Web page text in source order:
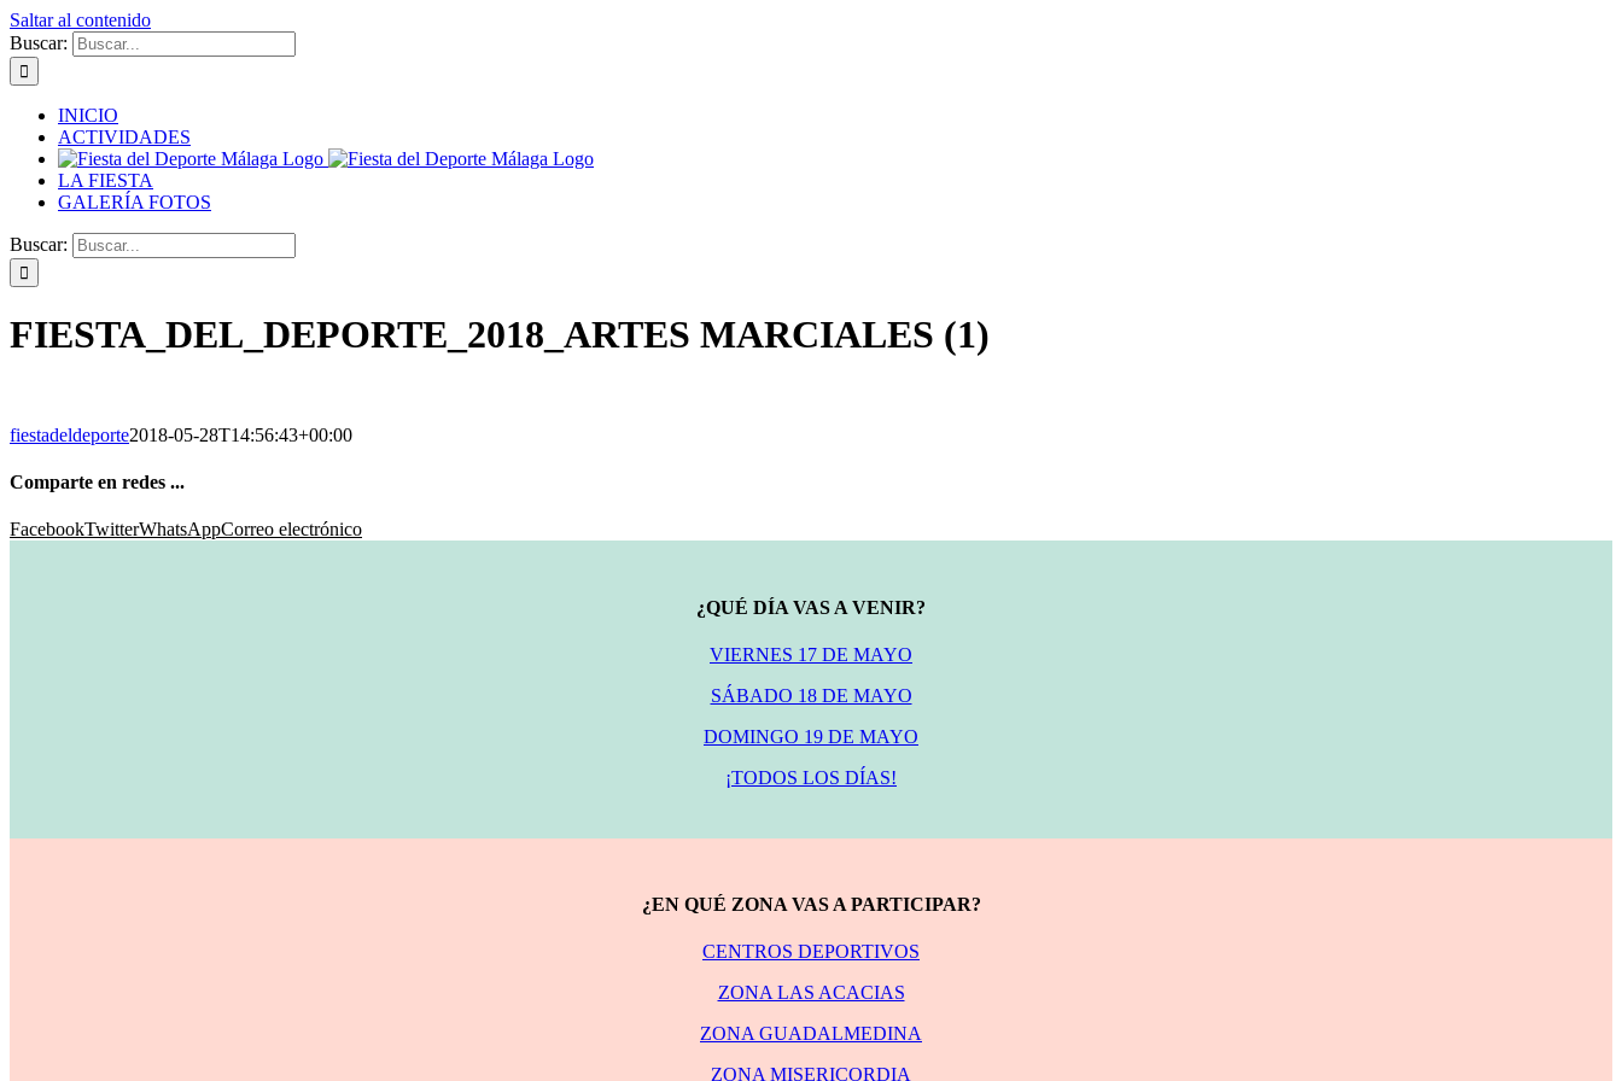
Saltar al contenido
Buscar:
INICIO
ACTIVIDADES
LA FIESTA
GALERÍA FOTOS
Buscar:
FIESTA_DEL_DEPORTE_2018_ARTES MARCIALES (1)
fiestadeldeporte2018-05-28T14:56:43+00:00
Comparte en redes ...
FacebookTwitterWhatsAppCorreo electrónico
¿QUÉ DÍA VAS A VENIR?
VIERNES 17 DE MAYO
SÁBADO 18 DE MAYO
DOMINGO 19 DE MAYO
¡TODOS LOS DÍAS!
¿EN QUÉ ZONA VAS A PARTICIPAR?
CENTROS DEPORTIVOS
ZONA LAS ACACIAS
ZONA GUADALMEDINA
ZONA MISERICORDIA